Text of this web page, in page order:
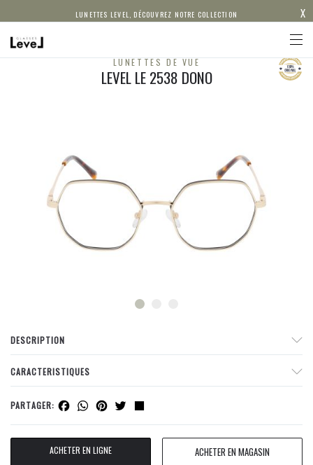
LUNETTES LEVEL, DÉCOUVREZ NOTRE COLLECTION X
LUNETTES DE VUE
LEVEL LE 2538 DONO
DESCRIPTION
CARACTERISTIQUES
PARTAGER: Facebook
WhatsApp
Pinterest
Twitter
ACHETER EN LIGNE ACHETER EN MAGASIN